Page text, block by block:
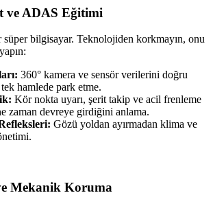
ADAS Eğitimi
süper bilgisayar. Teknolojiden korkmayın, onu
360° kamera ve sensör verilerini doğru
hamlede park etme.
Kör nokta uyarı, şerit takip ve acil frenleme
zaman devreye girdiğini anlama.
Gözü yoldan ayırmadan klima ve
Mekanik Koruma